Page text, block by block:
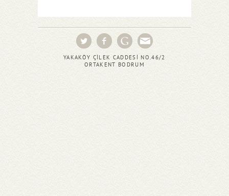
YAKAKÖY ÇİLEK CADDESİ NO.46/2
ORTAKENT BODRUM